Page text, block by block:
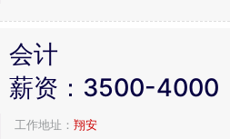
会计
薪资： 3500-4000
工作地址： 翔安